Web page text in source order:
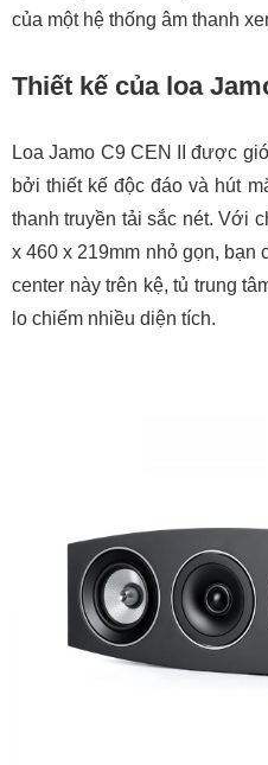
của một hệ thống âm thanh
Thiết kế của loa
Loa Jamo C9 CEN II được
bởi thiết kế độc đáo và hút
thanh truyền tải sắc nét. Với
x 460 x 219mm nhỏ gọn, bạn
center này trên kệ, tủ trung
lo chiếm nhiều diện tích.